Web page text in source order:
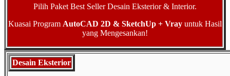
Pilih Paket Best Seller Desain Eksterior & Interior.
Kuasai Program AutoCAD 2D & SketchUp + Vray untuk Hasil
yang Mengesankan!
Desain Eksterior